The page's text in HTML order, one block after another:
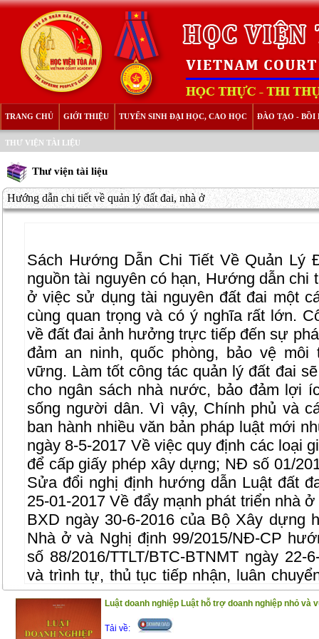
TRANG CHỦ GIỚI THIỆU TUYỂN SINH ĐẠI HỌC, CAO HỌC ĐÀO TẠO - BỒI
THƯ VIỆN TÀI LIỆU
Thư viện tài liệu
Hướng dẫn chi tiết về quản lý đất đai, nhà ở
Sách Hướng Dẫn Chi Tiết Về Quản
nguồn tài nguyên có hạn, Hướng dẫn chi
ở việc sử dụng tài nguyên đất đai một
cùng quan trọng và có ý nghĩa rất lớn.
về đất đai ảnh hưởng trực tiếp đến sự
đảm an ninh, quốc phòng, bảo vệ
vững. Làm tốt công tác quản lý đất đai
cho ngân sách nhà nước, bảo đảm lợi
sống người dân. Vì vậy, Chính phủ và
ban hành nhiều văn bản pháp luật mới
ngày 8-5-2017 Về việc quy định các loại
để cấp giấy phép xây dựng; NĐ số 01/
Sửa đổi nghị định hướng dẫn Luật đất
25-01-2017 Về đẩy mạnh phát triển nhà
BXD ngày 30-6-2016 của Bộ Xây dựng
Nhà ở và Nghị định 99/2015/NĐ-CP
số 88/2016/TTLT/BTC-BTNMT ngày
và trình tự, thủ tục tiếp nhận, luân
tài chính về đất đai của người sử dụng
Nội dung cuốn sách bao gồm những
Luật doanh nghiệp Luật hỗ trợ doanh nghiệp nhỏ và
Tải về: